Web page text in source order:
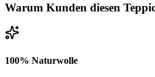
Warum Kunden diesen
100% Naturwolle